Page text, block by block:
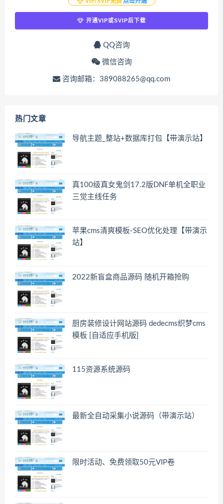
开通VIP或SVIP后下载
QQ咨询
微信咨询
咨询邮箱：389088265@qq.com
热门文章
导航主题_整站+数据库打包【带演示站】
真100级真女鬼剑17.2版DNF单机全职业
三觉主线任务
苹果cms清爽模板-SEO优化处理【带演示
站】
2022新盲盒商品源码 随机开箱抢购
厨房装修设计网站源码 dedecms织梦cms
模板 [自适应手机版]
115资源系统源码
最新全自动采集小说源码（带演示站）
限时活动、免费领取50元VIP卷